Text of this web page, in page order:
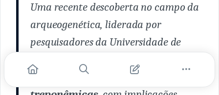
Uma recente descoberta no campo da
arqueogenética, liderada por
pesquisadores da Universidade de
compreensão
histórica das doenças